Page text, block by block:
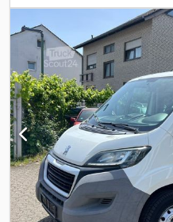
Federung:Blatt, Ausstattung:
Anhängerkupplung,
Stabilitätsprogramm (ESP),
Navigationssystem,
Servolenkung, Sitzheizung,
Tempomat,
Zentralverriegelung, Peugeot
Neuwagen! Wir haben ständig
verfügbar! deutsche Fzg.! mit
Sitzer, Klimaautomatik, 270
top Preis-Leistungsverhältnis
Der angebotene Preis bezieht
Standardmodell! Peugeot